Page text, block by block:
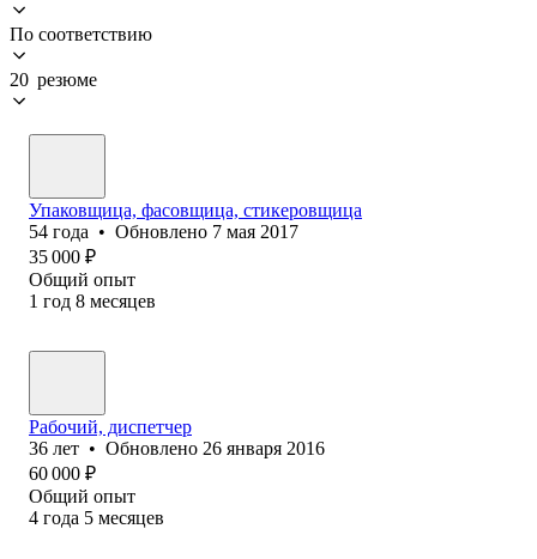
По соответствию
20 резюме
Упаковщица, фасовщица, стикеровщица
54 года • Обновлено 7 мая 2017
35 000 ₽
Общий опыт
1 год 8 месяцев
Рабочий, диспетчер
36 лет • Обновлено 26 января 2016
60 000 ₽
Общий опыт
4 года 5 месяцев